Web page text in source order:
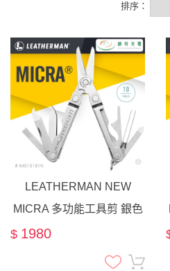
排序：
LEATHERMAN NEW
MICRA 多功能工具剪 銀色
#64010181N
$ 1980